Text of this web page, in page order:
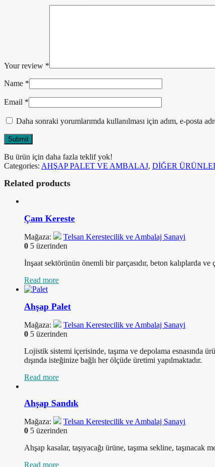
Your review *
Name *
Email *
Daha sonraki yorumlarımda kullanılması için adım, e-posta
Bu ürün için daha fazla teklif yok!
Categories: AHŞAP PALET VE AMBALAJ, DİĞER
Related products
Çam Kereste
Mağaza:
Telsan Kerestecilik ve Ambalaj Sanayi
0 5 üzerinden
İnşaat sektörünün önemli bir parçasıdır, beton kalıplarda
Read more
Ahşap Palet
Mağaza:
Telsan Kerestecilik ve Ambalaj Sanayi
0 5 üzerinden
Lojistik sistemi içerisinde, taşıma ve depolama esnasında
dışında isteğinize bağlı her ölçüde üretimi yapılmaktadır.
Read more
Ahşap Sandık
Mağaza:
Telsan Kerestecilik ve Ambalaj Sanayi
0 5 üzerinden
Ahşap kasalar, taşıyacağı ürüne, taşıma sekline, taşınacak
Read more